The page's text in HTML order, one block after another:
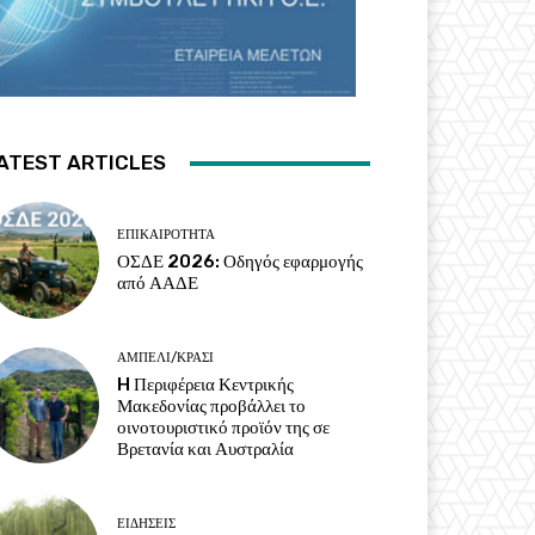
ARTICLES
ΕΠΙΚΑΙΡΌΤΗΤΑ
ΟΣΔΕ 2026: Οδηγός εφαρμογής
από ΑΑΔΕ
ΑΜΠΈΛΙ/ΚΡΑΣΊ
H Περιφέρεια Κεντρικής
Μακεδονίας προβάλλει το
οινοτουριστικό προϊόν της σε
Βρετανία και Αυστραλία
ΕΙΔΉΣΕΙΣ